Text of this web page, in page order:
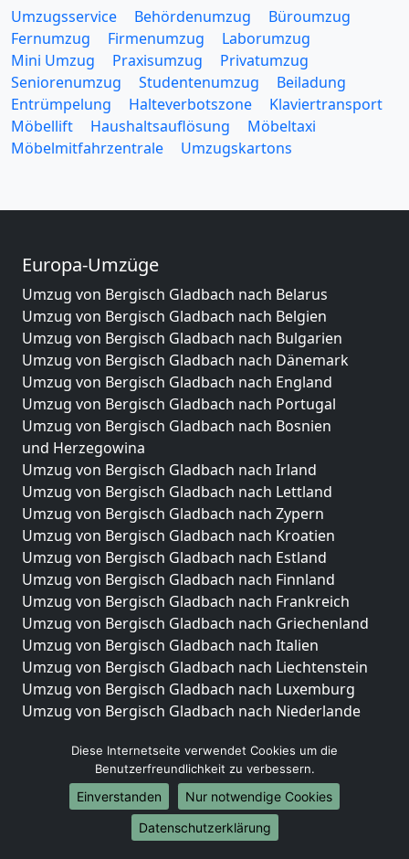
Umzugsservice Behördenumzug
Büroumzug
Fernumzug
Firmenumzug
Laborumzug
Mini Umzug
Praxisumzug
Privatumzug
Seniorenumzug
Studentenumzug
Beiladung
Entrümpelung
Halteverbotszone
Klaviertransport
Möbellift
Haushaltsauflösung
Möbeltaxi
Möbelmitfahrzentrale
Umzugskartons
Europa-Umzüge
Umzug von Bergisch Gladbach nach Belarus
Umzug von Bergisch Gladbach nach Belgien
Umzug von Bergisch Gladbach nach Bulgarien
Umzug von Bergisch Gladbach nach Dänemark
Umzug von Bergisch Gladbach nach England
Umzug von Bergisch Gladbach nach Portugal
Umzug von Bergisch Gladbach nach Bosnien
und Herzegowina
Umzug von Bergisch Gladbach nach Irland
Umzug von Bergisch Gladbach nach Lettland
Umzug von Bergisch Gladbach nach Zypern
Umzug von Bergisch Gladbach nach Kroatien
Umzug von Bergisch Gladbach nach Estland
Umzug von Bergisch Gladbach nach Finnland
Umzug von Bergisch Gladbach nach Frankreich
Umzug von Bergisch Gladbach nach Griechenland
Umzug von Bergisch Gladbach nach Italien
Umzug von Bergisch Gladbach nach Liechtenstein
Umzug von Bergisch Gladbach nach Luxemburg
Umzug von Bergisch Gladbach nach Niederlande
Umzüge-Deutschlandweit
Umzug von Bergisch Gladbach nach Berlin
Umzug von Bergisch Gladbach nach Hamburg
Umzug von Bergisch Gladbach nach München
Diese Internetseite verwendet Cookies um die
Benutzerfreundlichkeit zu verbessern.
Einverstanden
Nur notwendige Cookies
Datenschutzerklärung